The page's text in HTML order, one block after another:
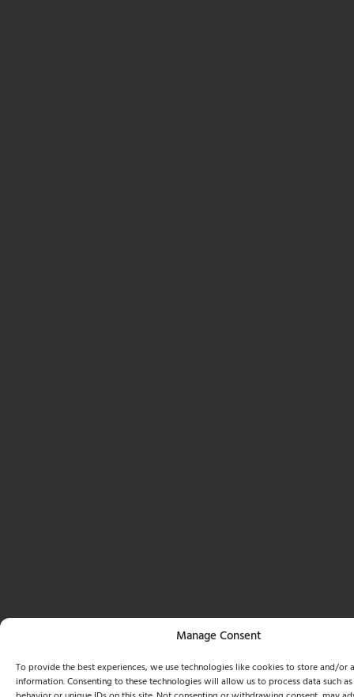
Manage Consent
To provide the best experiences, we use technologies like cookies to store and/or
information. Consenting to these technologies will allow us to process data such